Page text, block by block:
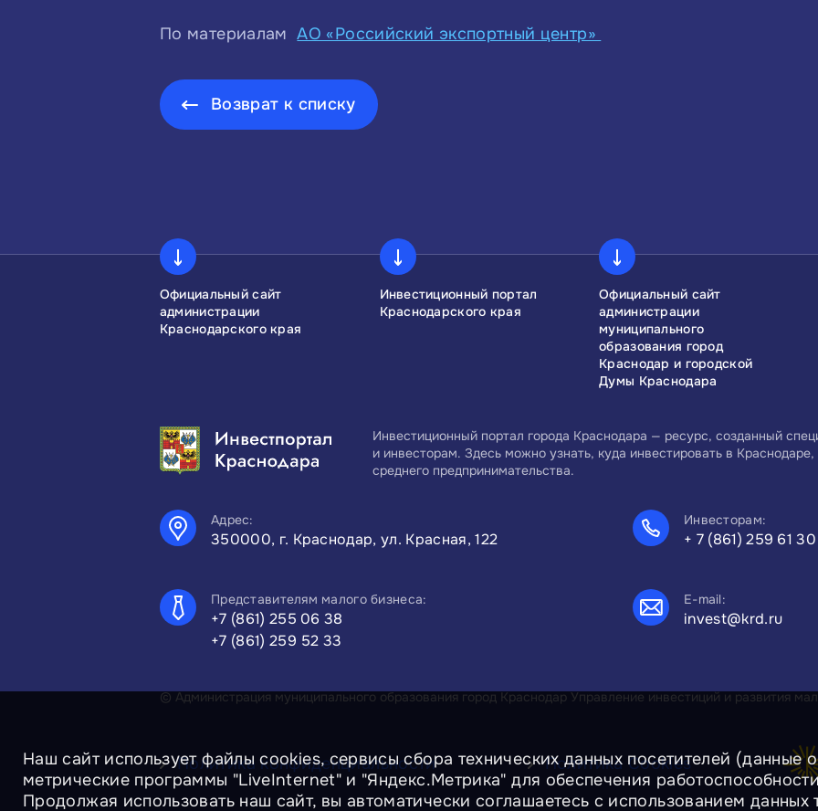
По материаламАО «Российский экспортный центр»
Возврат к списку
Официальный сайт
администрации
Краснодарского края
Инвестиционный портал
Краснодарского края
Официальный сайт
администрации
муниципального
образования город
Краснодар и городской
Думы Краснодара
Инвестиционный портал города Краснодара — ресурс, созданный
и инвесторам. Здесь можно узнать, куда инвестировать в
среднего предпринимательства.
Адрес:
350000, г. Краснодар, ул. Красная, 122
Инвесторам:
+ 7 (861) 259 61 30
Представителям малого бизнеса:
+7 (861) 255 06 38
+7 (861) 259 52 33
E-mail:
invest@krd.ru
© Администрация муниципального образования город Краснодар Управление инвестиций и развития
Политика конфиденциальности Политика Cookies
Наш сайт использует файлы cookies, сервисы сбора технических данных посетителей
метрические программы "LiveInternet" и "Яндекс.Метрика" для обеспечения
Продолжая использовать наш сайт, вы автоматически соглашаетесь с использованием данных